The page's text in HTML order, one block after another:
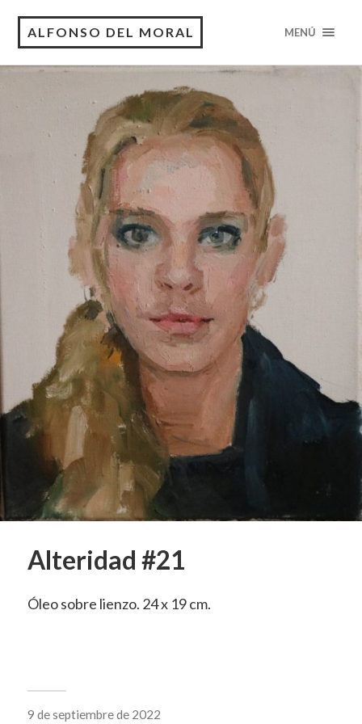
ALFONSO DEL MORAL MENÚ
Alteridad #21
Óleo sobre lienzo. 24 x 19 cm.
9 de septiembre de 2022